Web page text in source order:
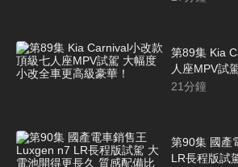
第89集 Kia
人座MPV試
級豪華！
21分鐘
第90集 國產
LR長程版試